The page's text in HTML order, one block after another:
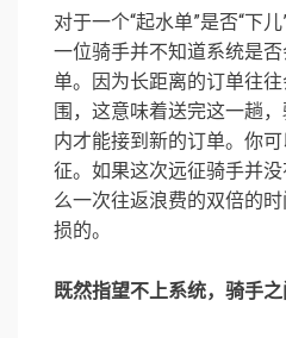
对于一个“起水单”是否“下
一位骑手并不知道系统是
单。因为长距离的订单往
围，这意味着送完这一趟
内才能接到新的订单。你
征。如果这次远征骑手并
么一次往返浪费的双倍的
损的。
既然指望不上系统，骑手之